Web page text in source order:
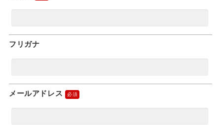
フリガナ
メールアドレス